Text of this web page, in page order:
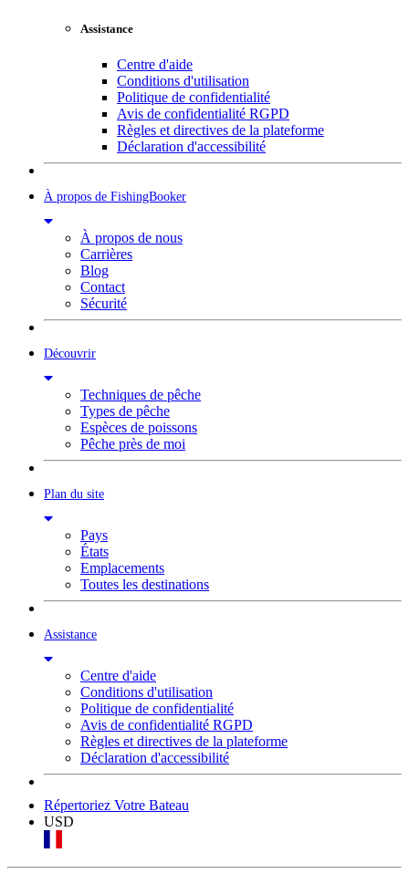
Assistance
Centre d'aide
Conditions d'utilisation
Politique de confidentialité
Avis de confidentialité RGPD
Règles et directives de la plateforme
Déclaration d'accessibilité
À propos de FishingBooker
À propos de nous
Carrières
Blog
Contact
Sécurité
Découvrir
Techniques de pêche
Types de pêche
Espèces de poissons
Pêche près de moi
Plan du site
Pays
États
Emplacements
Toutes les destinations
Assistance
Centre d'aide
Conditions d'utilisation
Politique de confidentialité
Avis de confidentialité RGPD
Règles et directives de la plateforme
Déclaration d'accessibilité
Répertoriez Votre Bateau
USD